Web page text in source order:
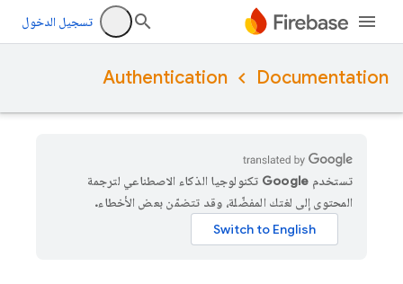
تسجيل الدخول
Documentation
Authentication
تستخدم Google تكنولوجيا الذكاء الاصطناعي لترجمة
المحتوى إلى لغتك المفضّلة، وقد تتضمّن بعض الأخطاء.